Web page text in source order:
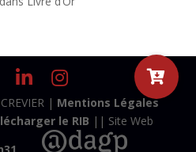
| Mentions Légales
le RIB || Site Web